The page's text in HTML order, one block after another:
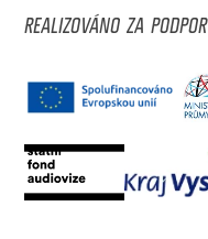
REALIZOVÁNO ZA